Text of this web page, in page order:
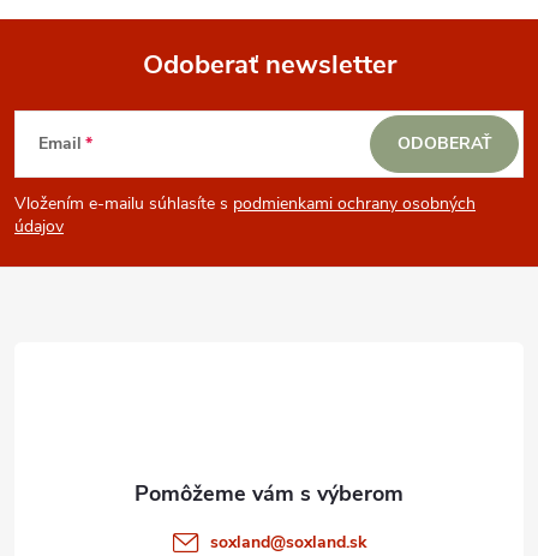
Z
á
p
Odoberať newsletter
Email
Vložením e-mailu súhlasíte s podmienkami ochrany osobných
údajov
ODOBERAŤ
soxland@soxland.sk